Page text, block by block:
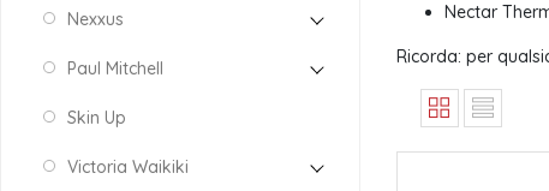
Nexxus
Paul Mitchell
Skin Up
Victoria Waikiki
Nectar
Ricorda: per